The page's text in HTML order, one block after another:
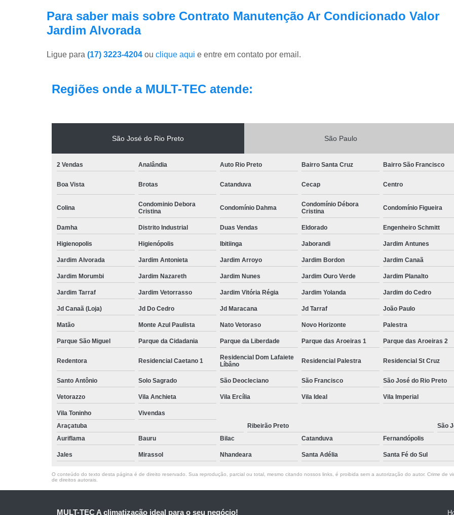
Para saber mais sobre Contrato Manutenção Ar Condicionado Valor
Jardim Alvorada
Ligue para (17) 3223-4204 ou clique aqui e entre em contato por email.
Regiões onde a MULT-TEC atende:
São José do Rio Preto São Paulo
2 Vendas Analândia Auto Rio Preto Bairro Santa Cruz Bairro São Francisco
Boa Vista Brotas Catanduva Cecap Centro
Colina
Condominio Debora
Cristina
Condomínio Dahma
Condomínio Débora
Cristina
Condomínio Figueira
Damha Distrito Industrial Duas Vendas Eldorado Engenheiro Schmitt
Higienopolis Higienópolis Ibitiinga Jaborandi Jardim Antunes
Jardim Alvorada Jardim Antonieta Jardim Arroyo Jardim Bordon Jardim Canaã
Jardim Morumbi Jardim Nazareth Jardim Nunes Jardim Ouro Verde Jardim Planalto
Jardim Tarraf Jardim Vetorrasso Jardim Vitória Régia Jardim Yolanda Jardim do Cedro
Jd Canaã (Loja) Jd Do Cedro Jd Maracana Jd Tarraf João Paulo
Matão Monte Azul Paulista Nato Vetoraso Novo Horizonte Palestra
Parque São Miguel Parque da Cidadania Parque da Liberdade Parque das Aroeiras 1 Parque das Aroeiras 2
Redentora Residencial Caetano 1
Residencial Dom Lafaiete
Líbâno
Residencial Palestra Residencial St Cruz
Santo Antônio Solo Sagrado São Deocleciano São Francisco São José do Rio Preto
Vetorazzo Vila Anchieta Vila Ercília Vila Ideal Vila Imperial
Vila Toninho
Vivendas
Araçatuba
Ribeirão Preto
São
Auriflama
Bauru Bilac Catanduva Fernandópolis
Jales Mirassol Nhandeara Santa Adélia Santa Fé do Sul
O conteúdo do texto desta página é de direito reservado. Sua reprodução, parcial ou total, mesmo citando nossos links, é proibida sem a autorização do autor. Crime de
de direitos autorais
MULT-TEC A climatização ideal para o seu negócio!